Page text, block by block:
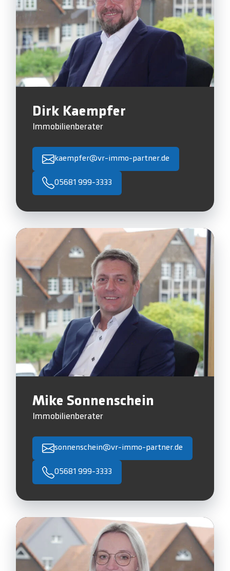
Dirk Kaempfer
Immobilienberater
kaempfer@vr-immo-partner.de
05681 999-3333
Mike Sonnenschein
Immobilienberater
sonnenschein@vr-immo-partner.de
05681 999-3333